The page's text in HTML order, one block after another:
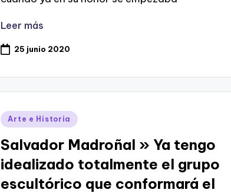
Leer más
25 junio 2020
Publicado
Arte e Historia
Salvador Madroñal » Ya tengo
idealizado totalmente el grupo
escultórico que conformará el